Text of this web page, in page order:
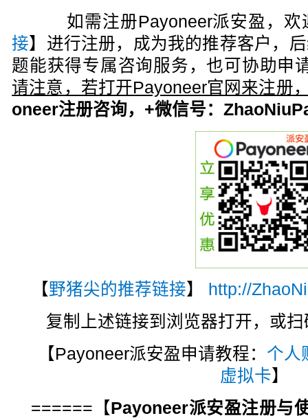
如需注册Payoneer派安盈，欢
接】进行注册，成为我的推荐客户，
题能获得专属咨询服务，也可协助申
请注意，若打开Payoneer官网来注册
oneer注册咨询，+微信号：
【野猪尖的推荐链接】
http://
复制上述链接到浏览器打开，或
【Payoneer派安盈申请教程： 个人
虚拟卡】
======【Payoneer派安盈注册与